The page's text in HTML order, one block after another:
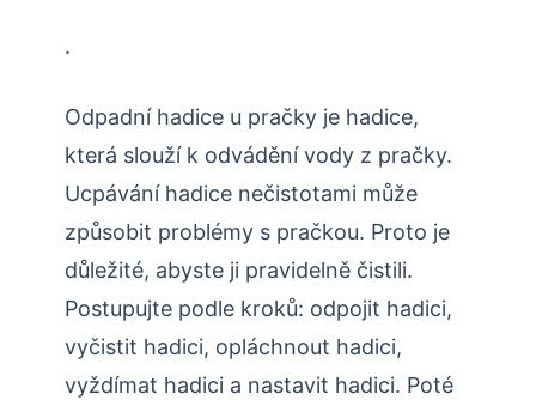
.
Odpadní hadice u pračky je hadice,
která slouží k odvádění vody z pračky.
Ucpávání hadice nečistotami může
způsobit problémy s pračkou. Proto je
důležité, abyste ji pravidelně čistili.
Postupujte podle kroků: odpojit hadici,
vyčistit hadici, opláchnout hadici,
vyždímat hadici a nastavit hadici. Poté